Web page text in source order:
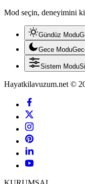
Mod seçin, deneyimini
Gündüz Modu
Gece Modu
Sistem Modu
Hayatkilavuzum.net ©